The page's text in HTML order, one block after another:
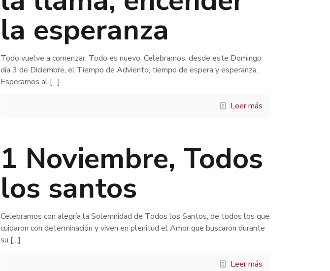
la esperanza
Todo vuelve a comenzar. Todo es nuevo. Celebramos, desde este Domingo
día 3 de Diciembre, el Tiempo de Adviento, tiempo de espera y esperanza.
Esperamos al […]
Leer más
1 Noviembre, Todos
los santos
Celebramos con alegría la Solemnidad de Todos los Santos, de todos los que
cuidaron con determinación y viven en plenitud el Amor que buscaron durante
su […]
Leer más